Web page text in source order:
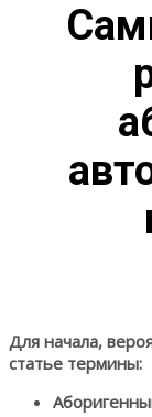
Для начала,
статье термины: